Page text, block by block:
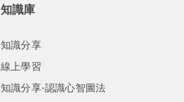
知識庫
知識分享
線上學習
知識分享-認識心智圖法